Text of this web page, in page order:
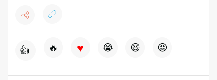
👍 🔥 ♥ 😭 😆 😡